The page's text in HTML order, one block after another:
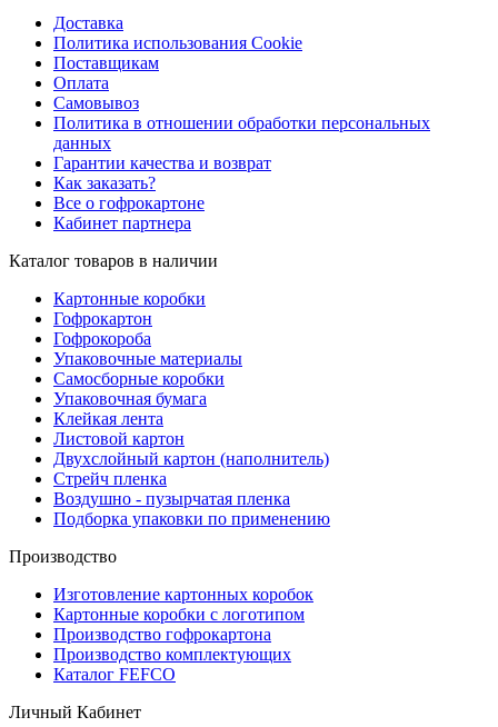
Доставка
Политика использования Cookie
Поставщикам
Оплата
Самовывоз
Политика в отношении обработки персональных
данных
Гарантии качества и возврат
Как заказать?
Все о гофрокартоне
Кабинет партнера
Каталог товаров в наличии
Картонные коробки
Гофрокартон
Гофрокороба
Упаковочные материалы
Самосборные коробки
Упаковочная бумага
Клейкая лента
Листовой картон
Двухслойный картон (наполнитель)
Стрейч пленка
Воздушно - пузырчатая пленка
Подборка упаковки по применению
Производство
Изготовление картонных коробок
Картонные коробки с логотипом
Производство гофрокартона
Производство комплектующих
Каталог FEFCO
Личный Кабинет